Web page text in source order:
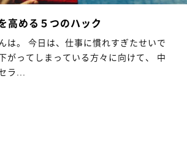
高める５つのハック
は。 今日は、仕事に慣れすぎたせいで
がってしまっている方々に向けて、 中
ラ...